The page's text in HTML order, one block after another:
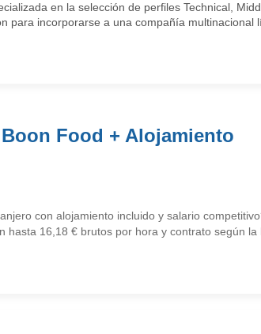
en la selección de perfiles Technical,
para incorporarse a una compañía multinacional
Food + Alojamiento
con alojamiento incluido y salario
hasta 16,18 € brutos por hora y contrato según la